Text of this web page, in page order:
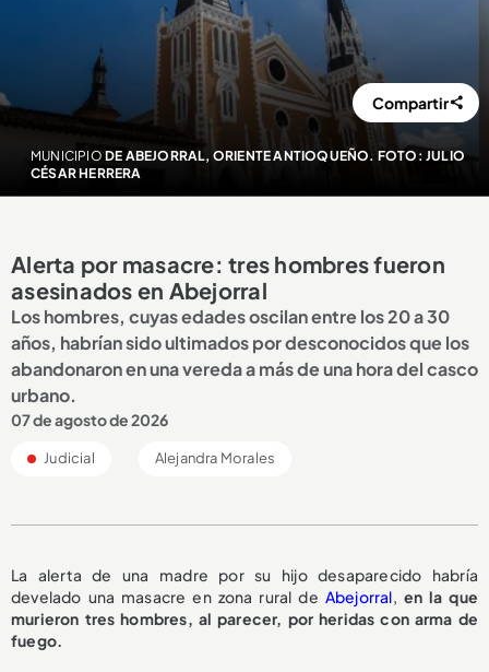
MUNICIPIO DE ABEJORRAL, ORIENTE ANTIOQUEÑO. FOTO: JULIO
CÉSAR HERRERA
Compartir
Alerta por masacre: tres hombres fueron
asesinados en Abejorral
Los hombres, cuyas edades oscilan entre los 20 a 30
años, habrían sido ultimados por desconocidos que los
abandonaron en una vereda a más de una hora del casco
urbano.
07 de agosto de 2026
Judicial Alejandra Morales
La alerta de una madre por su hijo desaparecido habría
develado una masacre en zona rural de Abejorral, en la que
murieron tres hombres, al parecer, por heridas con arma de
fuego.